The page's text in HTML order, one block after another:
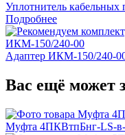
Уплотнитель
Подробнее
Адаптер ИКМ-150/240-
Вас ещё может
Муфта 4ПКВтпБнг-LS-